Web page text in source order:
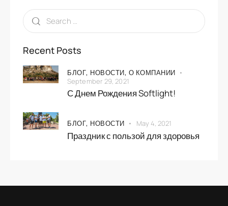
Recent Posts
БЛОГ, НОВОСТИ, О КОМПАНИИ
September 29, 2021
С Днем Рождения Softlight!
БЛОГ, НОВОСТИ May 4, 2021
Праздник с пользой для здоровья